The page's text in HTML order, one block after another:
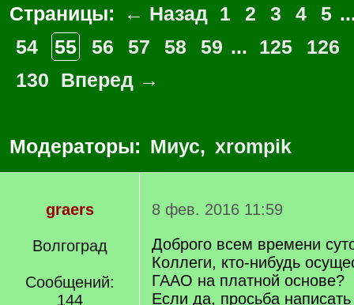
Страницы: ← Назад 1 2 3 4 5
54
55 56 57 58 59 ... 125
126
130
Вперед →
Модераторы: Миус, xrompik
graers
Волгоград
Сообщений:
144
8 фев. 2016 11:59
Доброго всем времени
Коллеги, кто-нибудь
ГААО на платной основе?
Если да, просьба написать